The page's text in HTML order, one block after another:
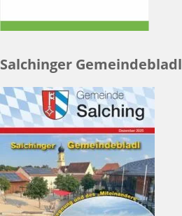
Salchinger Gemeindebladl